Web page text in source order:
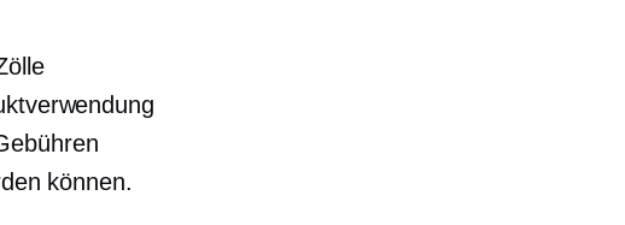
können.